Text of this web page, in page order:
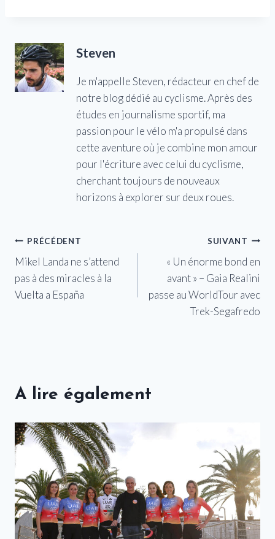
Steven
Je m'appelle Steven, rédacteur en chef de
notre blog dédié au cyclisme. Après des
études en journalisme sportif, ma
passion pour le vélo m'a propulsé dans
cette aventure où je combine mon amour
pour l'écriture avec celui du cyclisme,
cherchant toujours de nouveaux
horizons à explorer sur deux roues.
Navigation
de
l’article
PRÉCÉDENT
Mikel Landa ne s’attend
pas à des miracles à la
Vuelta a España
SUIVANT
« Un énorme bond en
avant » – Gaia Realini
passe au WorldTour avec
Trek-Segafredo
A lire également